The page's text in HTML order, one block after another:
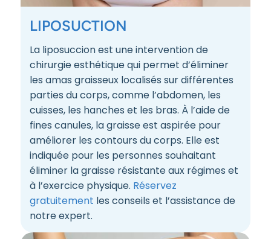
LIPOSUCTION
La liposuccion est une intervention de
chirurgie esthétique qui permet d’éliminer
les amas graisseux localisés sur différentes
parties du corps, comme l’abdomen, les
cuisses, les hanches et les bras. À l’aide de
fines canules, la graisse est aspirée pour
améliorer les contours du corps. Elle est
indiquée pour les personnes souhaitant
éliminer la graisse résistante aux régimes et
à l’exercice physique. Réservez
gratuitement les conseils et l’assistance de
notre expert.